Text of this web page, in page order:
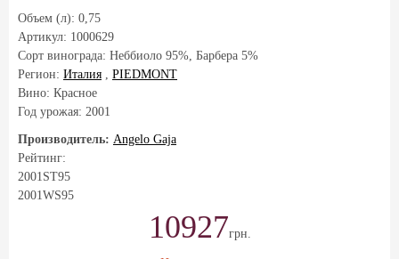
Объем (л): 0,75
Артикул: 1000629
Сорт винограда: Неббиоло 95%, Барбера 5%
Регион: Италия , PIEDMONT
Вино: Красное
Год урожая: 2001
Производитель: Angelo Gaja
Рейтинг:
2001ST95
2001WS95
10927грн.